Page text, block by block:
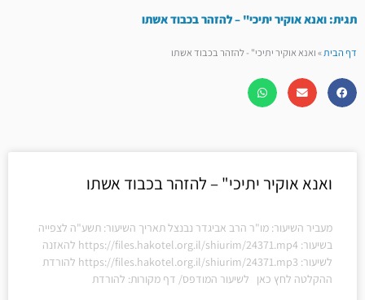
תגית: ואנא אוקיר יתיכי" – להזהר בכבוד אשתו
דף הבית»ואנא אוקיר יתיכי" - להזהר בכבוד אשתו
ואנא אוקיר יתיכי" – להזהר בכבוד אשתו
מעביר השיעור: מו"ר הרב אביגדר נבנצל תאריך השיעור: תשע"ה לצפייה
בשיעור: https://files.hakotel.org.il/shiurim/24371.mp4 להאזנה
לשיעור: https://files.hakotel.org.il/shiurim/24371.mp3 להורדת
ההקלטה לחץ כאן לשיעור המודפס/ דף מקורות: להורדת